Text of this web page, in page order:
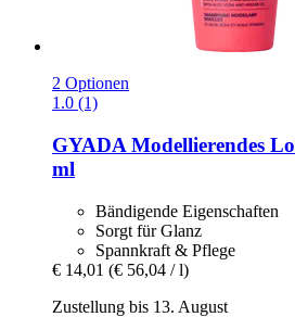
2 Optionen
1.0 (1)
GYADA Modellierendes
ml
Bändigende Eigenschaften
Sorgt für Glanz
Spannkraft & Pflege
€ 14,01 (€ 56,04 / l)
Zustellung bis 13. August